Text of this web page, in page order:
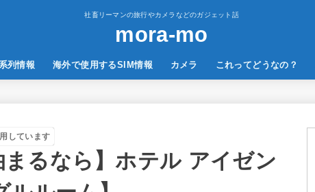
社畜リーマンの旅行やカメラなどのガジェット話
mora-mo
列情報 海外で使用するSIM情報 カメラ これってどうなの？
しています
まるなら】ホテル アイゼン